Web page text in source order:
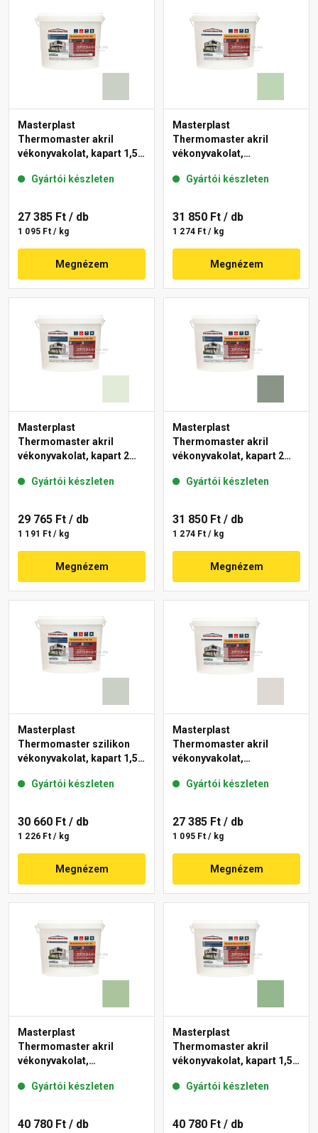
Masterplast
Thermomaster akril
vékonyvakolat, kapart 1,5
Gyártói készleten
27 385 Ft / db
1 095 Ft / kg
Megnézem
Masterplast
Thermomaster akril
vékonyvakolat,
41-D 25 kg
Gyártói készleten
31 850 Ft / db
1 274 Ft / kg
Megnézem
Masterplast
Thermomaster akril
vékonyvakolat, kapart 2
Gyártói készleten
29 765 Ft / db
1 191 Ft / kg
Megnézem
Masterplast
Thermomaster akril
vékonyvakolat, kapart 2
Gyártói készleten
31 850 Ft / db
1 274 Ft / kg
Megnézem
Masterplast
Thermomaster szilikon
vékonyvakolat, kapart 1,5
Gyártói készleten
30 660 Ft / db
1 226 Ft / kg
Megnézem
Masterplast
Thermomaster akril
vékonyvakolat,
45-E 25 kg
Gyártói készleten
27 385 Ft / db
1 095 Ft / kg
Megnézem
Masterplast
Thermomaster akril
vékonyvakolat,
41-C 25 kg
Gyártói készleten
40 780 Ft / db
Masterplast
Thermomaster akril
vékonyvakolat, kapart 1,5
Gyártói készleten
40 780 Ft / db